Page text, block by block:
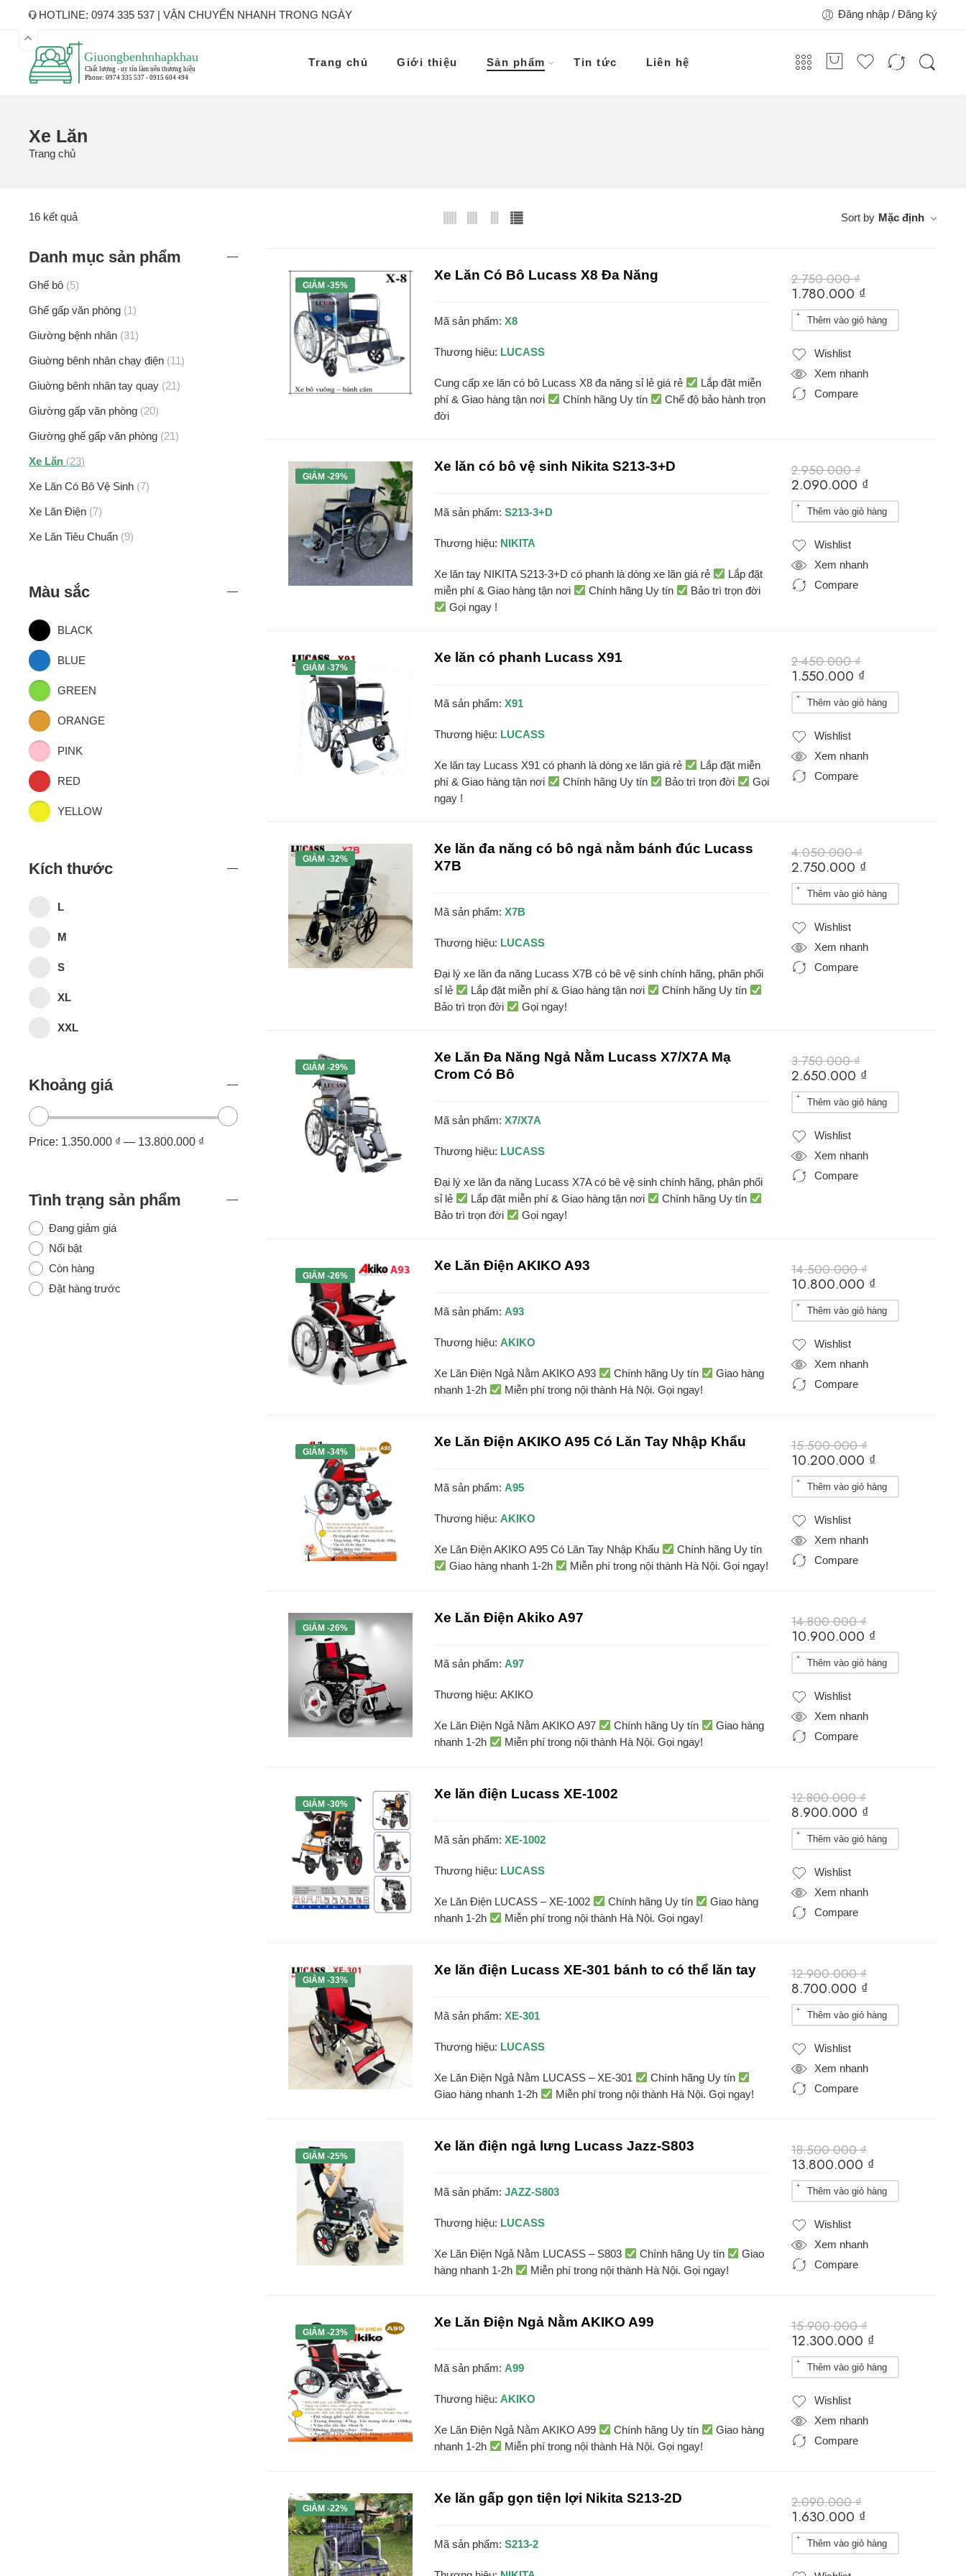
HOTLINE: 0974 335 537 | VẬN CHUYỂN NHANH TRONG NGÀY Đăng nhập / Đăng ký
Trang chủ Giới thiệu Sản phẩm Tin tức Liên hệ
Xe Lăn
Trang chủ
16 kết quả Sort by Mặc định
GIẢM -35%
Xe Lăn Có Bô Lucass X8 Đa Năng
Mã sản phẩm:X8
Thương hiệu: LUCASS
Cung cấp xe lăn có bô Lucass X8 đa năng sỉ lẻ giá rẻ
Lắp đặt miễn
phí & Giao hàng tận nơi
Chính hãng Uy tín
Chế độ bảo hành trọn
đời
2.750.000₫
1.780.000 ₫
Thêm vào giỏ hàng
Wishlist
Xem nhanh
Compare
GIẢM -29%
Xe lăn có bô vệ sinh Nikita S213-3+D
Mã sản phẩm:S213-3+D
Thương hiệu: NIKITA
Xe lăn tay NIKITA S213-3+D có phanh là dòng xe lăn giá rẻ
Lắp đặt
miễn phí & Giao hàng tận nơi
Chính hãng Uy tín
Bảo trì trọn đời
Gọi ngay !
2.950.000₫
2.090.000 ₫
Thêm vào giỏ hàng
Wishlist
Xem nhanh
Compare
GIẢM -37%
Xe lăn có phanh Lucass X91
Mã sản phẩm:X91
Thương hiệu: LUCASS
Xe lăn tay Lucass X91 có phanh là dòng xe lăn giá rẻ
Lắp đặt miễn
phí & Giao hàng tận nơi
Chính hãng Uy tín Bảo trì trọn đời
Gọi
ngay !
2.450.000₫
1.550.000 ₫
Thêm vào giỏ hàng
Wishlist
Xem nhanh
Compare
GIẢM -32%
Xe lăn đa năng có bô ngả nằm bánh đúc Lucass
X7B
Mã sản phẩm:X7B
Thương hiệu: LUCASS
Đại lý xe lăn đa năng Lucass X7B có bê vệ sinh chính hãng, phân phối
sỉ lẻ
Lắp đặt miễn phí & Giao hàng tận nơi
Chính hãng Uy tín
Bảo trì trọn đời
Gọi ngay!
4.050.000₫
2.750.000 ₫
Thêm vào giỏ hàng
Wishlist
Xem nhanh
Compare
GIẢM -29%
Xe Lăn Đa Năng Ngả Nằm Lucass X7/X7A Mạ
Crom Có Bô
Mã sản phẩm:X7/X7A
Thương hiệu: LUCASS
Đại lý xe lăn đa năng Lucass X7A có bê vệ sinh chính hãng, phân phối
sỉ lẻ
Lắp đặt miễn phí & Giao hàng tận nơi
Chính hãng Uy tín
Bảo trì trọn đời
Gọi ngay!
3.750.000₫
2.650.000 ₫
Thêm vào giỏ hàng
Wishlist
Xem nhanh
Compare
GIẢM -26%
Xe Lăn Điện AKIKO A93
Mã sản phẩm:A93
Thương hiệu: AKIKO
Xe Lăn Điện Ngả Nằm AKIKO A93 Chính hãng Uy tín
Giao hàng
nhanh 1-2h
Miễn phí trong nội thành Hà Nội. Gọi ngay!
14.500.000₫
10.800.000 ₫
Thêm vào giỏ hàng
Wishlist
Xem nhanh
Compare
GIẢM -34%
Xe Lăn Điện AKIKO A95 Có Lăn Tay Nhập Khẩu
Mã sản phẩm:A95
Thương hiệu:AKIKO
Xe Lăn Điện AKIKO A95 Có Lăn Tay Nhập Khẩu
Chính hãng Uy tín
Giao hàng nhanh 1-2h
Miễn phí trong nội thành Hà Nội. Gọi ngay!
15.500.000₫
10.200.000 ₫
Thêm vào giỏ hàng
Wishlist
Xem nhanh
Compare
GIẢM -26%
Xe Lăn Điện Akiko A97
Mã sản phẩm:A97
Thương hiệu:AKIKO
Xe Lăn Điện Ngả Nằm AKIKO A97 Chính hãng Uy tín
Giao hàng
nhanh 1-2h
Miễn phí trong nội thành Hà Nội. Gọi ngay!
14.800.000₫
10.900.000 ₫
Thêm vào giỏ hàng
Wishlist
Xem nhanh
Compare
GIẢM -30%
Xe lăn điện Lucass XE-1002
Mã sản phẩm:XE-1002
Thương hiệu: LUCASS
Xe Lăn Điện LUCASS – XE-1002 Chính hãng Uy tín
Giao hàng
nhanh 1-2h
Miễn phí trong nội thành Hà Nội. Gọi ngay!
12.800.000₫
8.900.000 ₫
Thêm vào giỏ hàng
Wishlist
Xem nhanh
Compare
GIẢM -33%
Xe lăn điện Lucass XE-301 bánh to có thể lăn tay
Mã sản phẩm:XE-301
Thương hiệu: LUCASS
Xe Lăn Điện Ngả Nằm LUCASS – XE-301
Chính hãng Uy tín
Giao hàng nhanh 1-2h
Miễn phí trong nội thành Hà Nội. Gọi ngay!
12.900.000₫
8.700.000 ₫
Thêm vào giỏ hàng
Wishlist
Xem nhanh
Compare
GIẢM -25%
Xe lăn điện ngả lưng Lucass Jazz-S803
Mã sản phẩm:JAZZ-S803
Thương hiệu: LUCASS
Xe Lăn Điện Ngả Nằm LUCASS – S803 Chính hãng Uy tín
Giao
hàng nhanh 1-2h
Miễn phí trong nội thành Hà Nội. Gọi ngay!
18.500.000₫
13.800.000 ₫
Thêm vào giỏ hàng
Wishlist
Xem nhanh
Compare
GIẢM -23%
Xe Lăn Điện Ngả Nằm AKIKO A99
Mã sản phẩm:A99
Thương hiệu:AKIKO
Xe Lăn Điện Ngả Nằm AKIKO A99 Chính hãng Uy tín
Giao hàng
nhanh 1-2h
Miễn phí trong nội thành Hà Nội. Gọi ngay!
15.900.000₫
12.300.000 ₫
Thêm vào giỏ hàng
Wishlist
Xem nhanh
Compare
GIẢM -22%
Xe lăn gấp gọn tiện lợi Nikita S213-2D
Mã sản phẩm:S213-2
2.090.000₫
1.630.000 ₫
Thêm vào giỏ hàng
Danh mục sản phẩm
Ghế bô 5
Ghế gấp văn phòng 1
Giường bệnh nhân 31
Giuờng bênh nhân chạy điện 11
Giuờng bênh nhân tay quay 21
Giường gấp văn phòng 20
Giường ghế gấp văn phòng 21
Xe Lăn 23
Xe Lăn Có Bô Vệ Sinh 7
Xe Lăn Điện 7
Xe Lăn Tiêu Chuẩn 9
Màu sắc
BLACK
BLUE
GREEN
ORANGE
PINK
RED
YELLOW
Kích thước
L
M
S
XL
XXL
Khoảng giá
Price: 1.350.000 ₫ — 13.800.000 ₫
Tình trạng sản phẩm
Đang giảm giá
Nổi bật
Còn hàng
Đặt hàng trước